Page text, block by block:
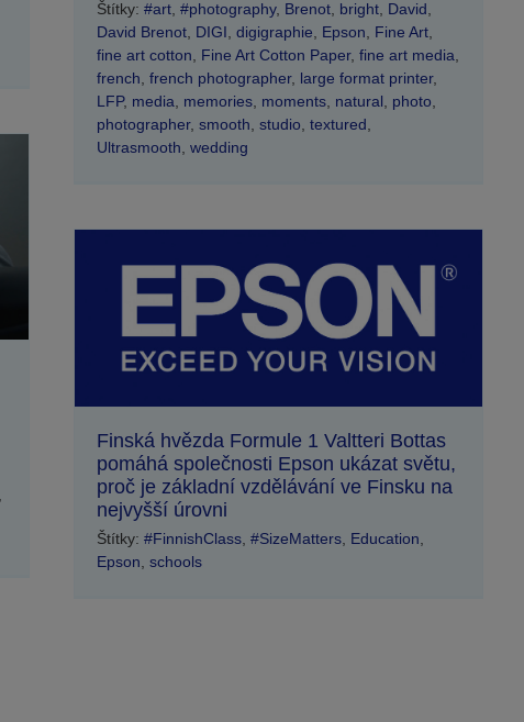
Štítky: #art #photography, Brenot bright David
David Brenot DIGI digigraphie Epson Fine Art
fine art cotton
Fine Art Cotton Paper, fine art media
french french photographer, large format printer,
LFP, media memories moments natural photo
photographer, smooth studio textured
Ultrasmooth wedding
Finská hvězda Formule 1 Valtteri Bottas
pomáhá společnosti Epson ukázat světu,
proč je základní vzdělávání ve Finsku na
nejvyšší úrovni
Štítky: #FinnishClass #SizeMatters Education
Epson schools